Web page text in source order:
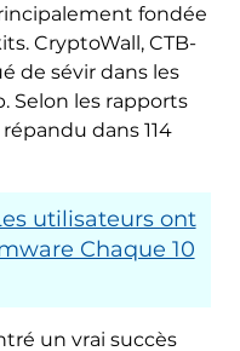
fondée
CryptoWall, CTB-
de sévir dans les
Selon les rapports
dans 114
utilisateurs ont
Chaque 10
un vrai succès